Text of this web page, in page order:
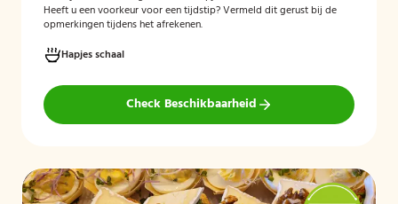
Heeft u een voorkeur voor een tijdstip? Vermeld dit gerust bij de
opmerkingen tijdens het afrekenen.
Hapjes schaal
Check Beschikbaarheid